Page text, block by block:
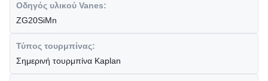
Οδηγός υλικού Vanes:
ZG20SiMn
Τύπος τουρμπίνας:
Σημερινή τουρμπίνα Kaplan